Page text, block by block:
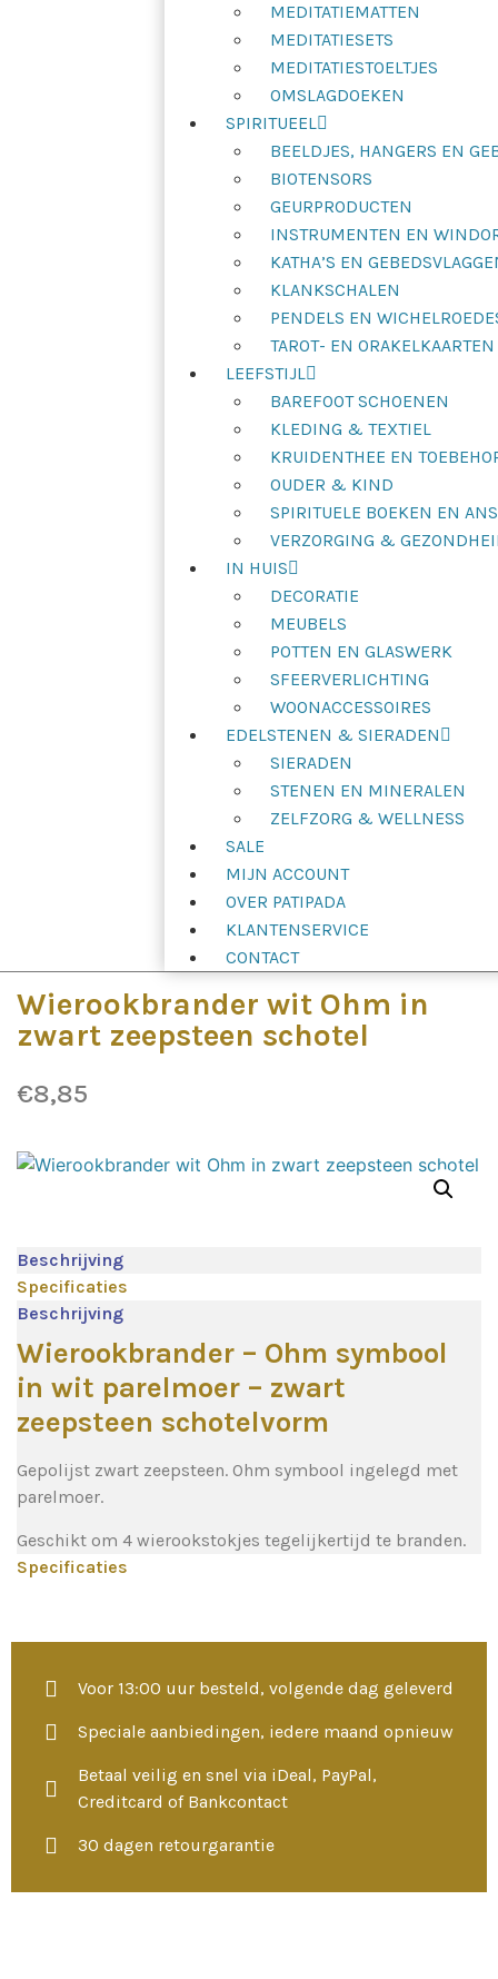
MEDITATIEMATTEN
MEDITATIESETS
MEDITATIESTOELTJES
OMSLAGDOEKEN
SPIRITUEEL
BEELDJES, HANGERS EN
BIOTENSORS
GEURPRODUCTEN
INSTRUMENTEN EN
KATHA’S EN
KLANKSCHALEN
PENDELS EN
TAROT- EN ORAKELKAARTEN
LEEFSTIJL
BAREFOOT SCHOENEN
KLEDING & TEXTIEL
KRUIDENTHEE EN
OUDER & KIND
SPIRITUELE BOEKEN EN
VERZORGING &
IN HUIS
DECORATIE
MEUBELS
POTTEN EN GLASWERK
SFEERVERLICHTING
WOONACCESSOIRES
EDELSTENEN & SIERADEN
SIERADEN
STENEN EN MINERALEN
ZELFZORG & WELLNESS
SALE
MIJN ACCOUNT
OVER PATIPADA
KLANTENSERVICE
CONTACT
Wierookbrander wit Ohm in
zwart zeepsteen schotel
€8,85
Beschrijving
Specificaties
Beschrijving
Wierookbrander – Ohm symbool
in wit parelmoer – zwart
zeepsteen schotelvorm
Gepolijst zwart zeepsteen. Ohm symbool ingelegd met
parelmoer.
Geschikt om 4 wierookstokjes tegelijkertijd te branden.
Specificaties
Voor 13:00 uur besteld, volgende dag geleverd
Speciale aanbiedingen, iedere maand opnieuw
Betaal veilig en snel via iDeal, PayPal,
Creditcard of Bankcontact
30 dagen retourgarantie